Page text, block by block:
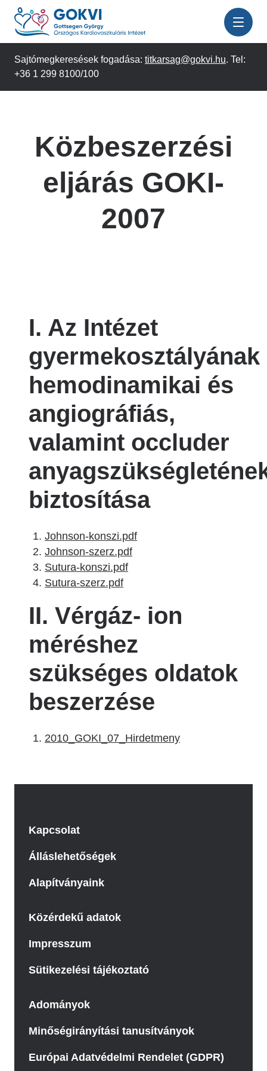
Ugrás
tartalomra
Sajtómegkeresések fogadása: titkarsag@gokvi.hu. Tel:
+36 1 299 8100/100
Közbeszerzési
eljárás GOKI-
2007
I. Az Intézet
gyermekosztályának
hemodinamikai és
angiográfiás,
valamint occluder
biztosítása
Johnson-konszi.pdf
Johnson-szerz.pdf
Sutura-konszi.pdf
Sutura-szerz.pdf
II. Vérgáz- ion
méréshez
szükséges oldatok
beszerzése
2010_GOKI_07_Hirdetmeny
Kapcsolat
Álláslehetőségek
Alapítványaink
Közérdekű adatok
Impresszum
Sütikezelési tájékoztató
Adományok
Minőségirányítási tanusítványok
Európai Adatvédelmi Rendelet (GDPR)